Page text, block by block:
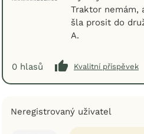
Traktor nemám,
šla prosit do
A.
0 hlasů Kvalitní příspěvek
Neregistrovaný uživatel